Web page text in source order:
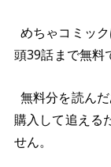
めちゃコミッ
頭39話まで無料
無料分を読ん
購入して追える
せん。